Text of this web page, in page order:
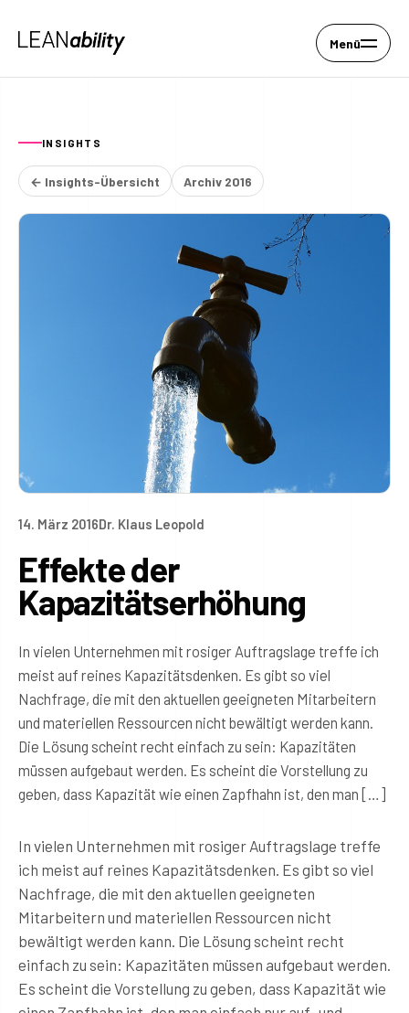
Menü
INSIGHTS
← Insights-Übersicht Archiv 2016
14. März 2016Dr. Klaus Leopold
Effekte der
Kapazitätserhöhung
In vielen Unternehmen mit rosiger Auftragslage treffe ich
meist auf reines Kapazitätsdenken. Es gibt so viel
Nachfrage, die mit den aktuellen geeigneten Mitarbeitern
und materiellen Ressourcen nicht bewältigt werden kann.
Die Lösung scheint recht einfach zu sein: Kapazitäten
müssen aufgebaut werden. Es scheint die Vorstellung zu
geben, dass Kapazität wie einen Zapfhahn ist, den man […]
In vielen Unternehmen mit rosiger Auftragslage treffe
ich meist auf reines Kapazitätsdenken. Es gibt so viel
Nachfrage, die mit den aktuellen geeigneten
Mitarbeitern und materiellen Ressourcen nicht
bewältigt werden kann. Die Lösung scheint recht
einfach zu sein: Kapazitäten müssen aufgebaut werden.
Es scheint die Vorstellung zu geben, dass Kapazität wie